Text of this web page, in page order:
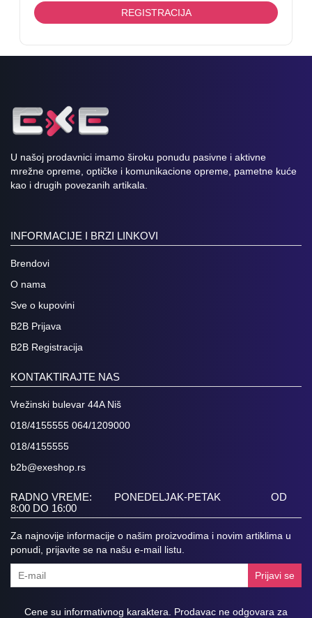
REGISTRACIJA
U našoj prodavnici imamo široku ponudu pasivne i aktivne
mrežne opreme, optičke i komunikacione opreme, pametne kuće
kao i drugih povezanih artikala.
INFORMACIJE I BRZI LINKOVI
Brendovi
O nama
Sve o kupovini
B2B Prijava
B2B Registracija
KONTAKTIRAJTE NAS
Vrežinski bulevar 44A Niš
018/4155555 064/1209000
018/4155555
b2b@exeshop.rs
RADNO VREME: PONEDELJAK-PETAK OD
8:00 DO 16:00
Za najnovije informacije o našim proizvodima i novim artiklima u
ponudi, prijavite se na našu e-mail listu.
Prijavi se
Cene su informativnog karaktera. Prodavac ne odgovara za